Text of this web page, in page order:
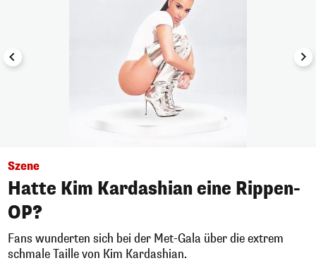
Szene
Hatte Kim Kardashian eine Rippen-
OP?
Fans wunderten sich bei der Met-Gala über die extrem
schmale Taille von Kim Kardashian.